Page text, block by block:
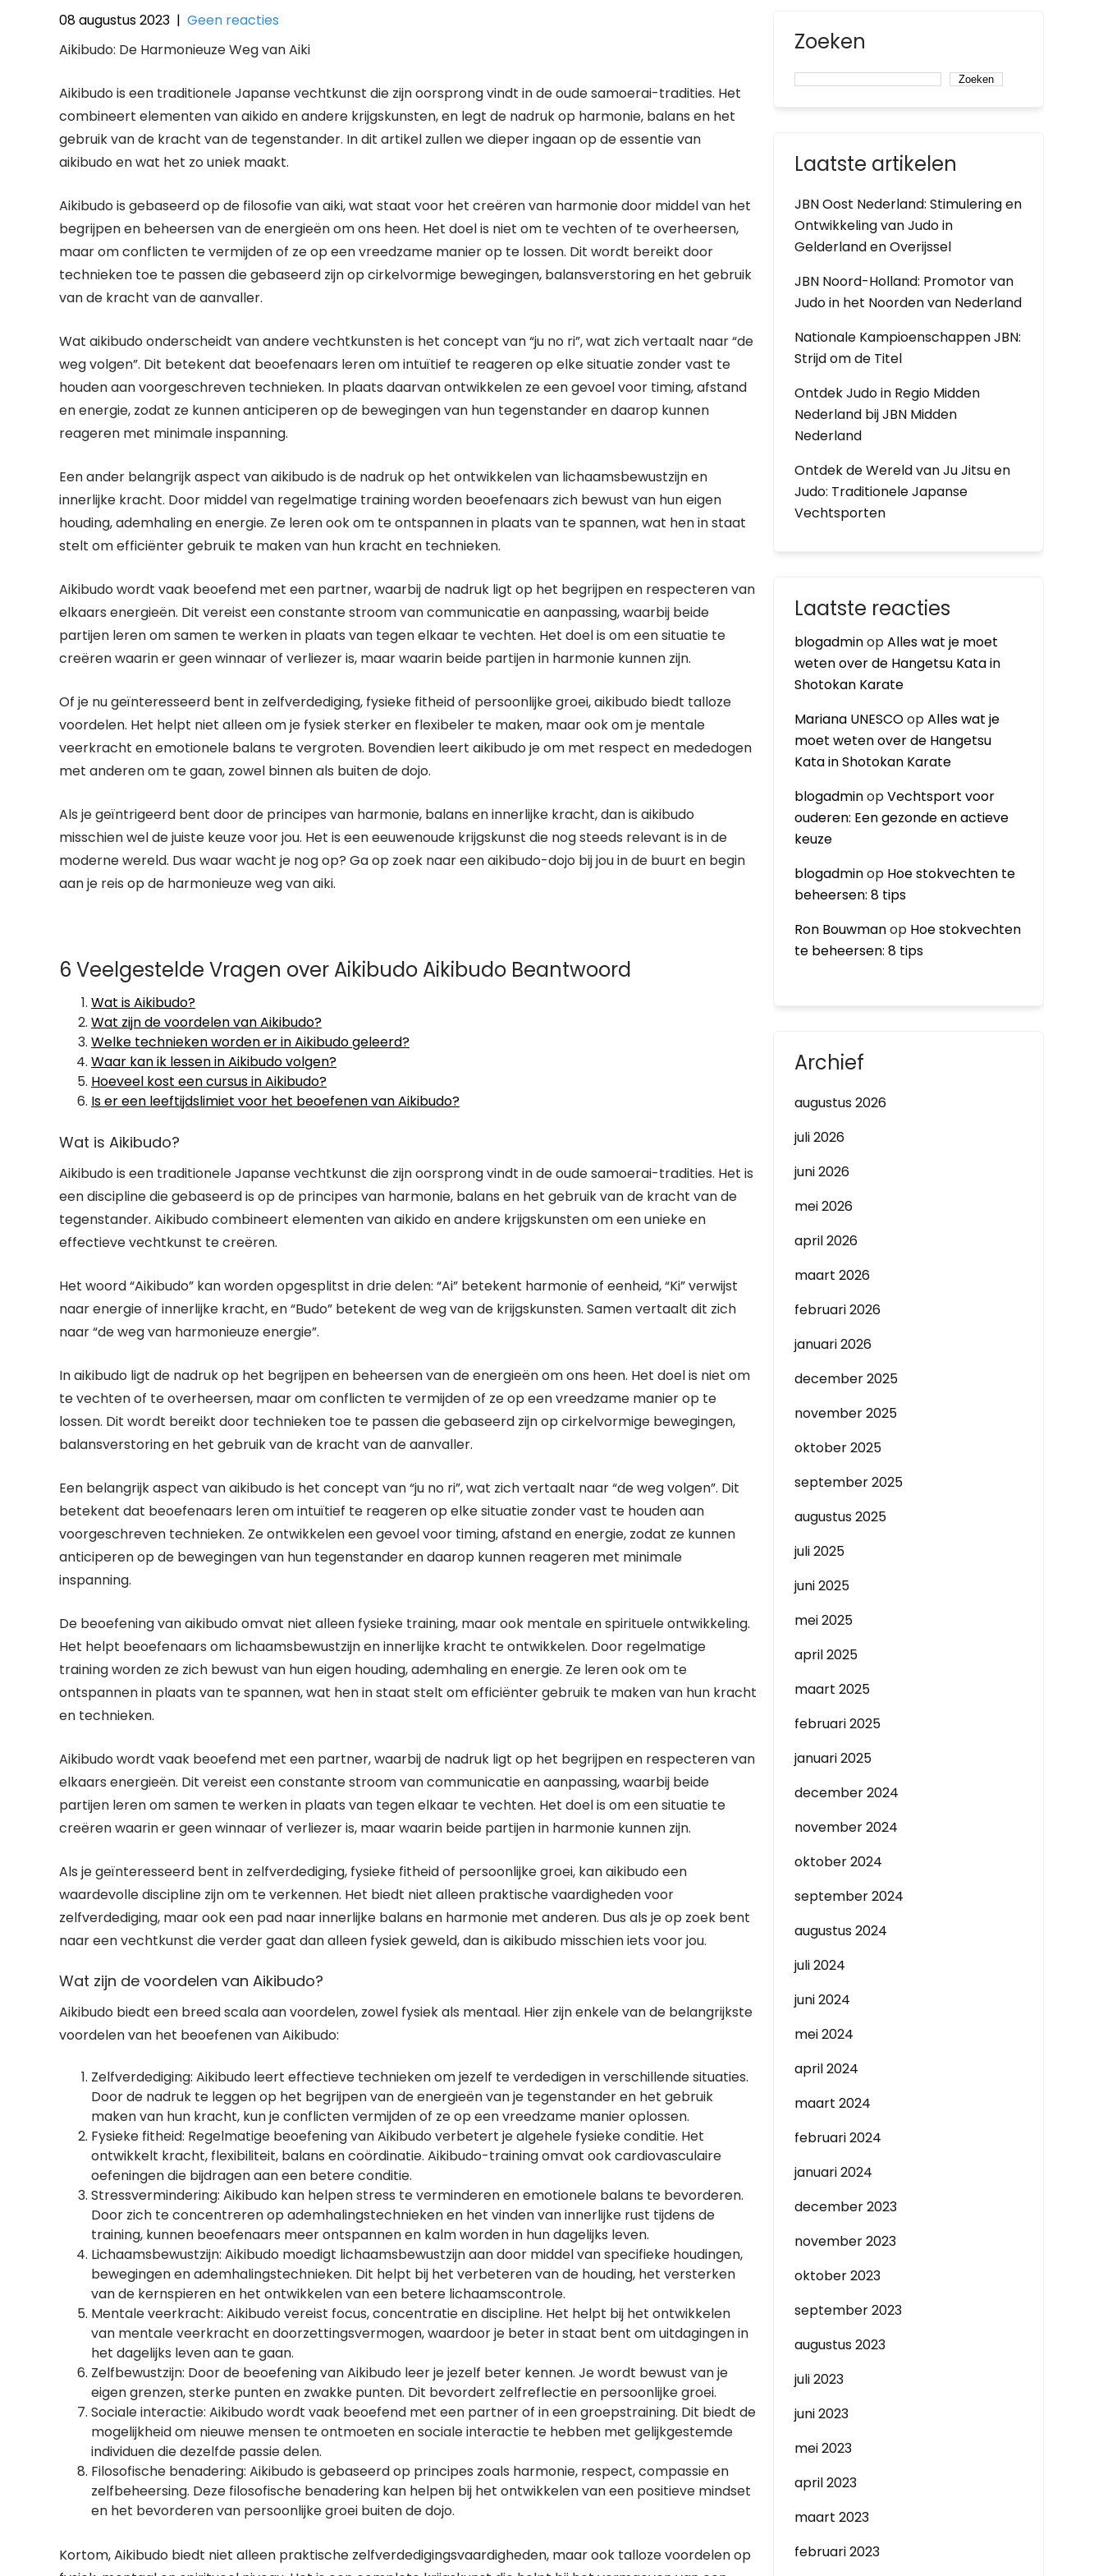
08 augustus 2023 | Geen reacties
Aikibudo: De Harmonieuze Weg van Aiki
Aikibudo is een traditionele Japanse vechtkunst die zijn oorsprong vindt in de oude samoerai-tradities. Het
combineert elementen van aikido en andere krijgskunsten, en legt de nadruk op harmonie, balans en het
gebruik van de kracht van de tegenstander. In dit artikel zullen we dieper ingaan op de essentie van
aikibudo en wat het zo uniek maakt.
Aikibudo is gebaseerd op de filosofie van aiki, wat staat voor het creëren van harmonie door middel van het
begrijpen en beheersen van de energieën om ons heen. Het doel is niet om te vechten of te overheersen,
maar om conflicten te vermijden of ze op een vreedzame manier op te lossen. Dit wordt bereikt door
technieken toe te passen die gebaseerd zijn op cirkelvormige bewegingen, balansverstoring en het gebruik
van de kracht van de aanvaller.
Wat aikibudo onderscheidt van andere vechtkunsten is het concept van “ju no ri”, wat zich vertaalt naar “de
weg volgen”. Dit betekent dat beoefenaars leren om intuïtief te reageren op elke situatie zonder vast te
houden aan voorgeschreven technieken. In plaats daarvan ontwikkelen ze een gevoel voor timing, afstand
en energie, zodat ze kunnen anticiperen op de bewegingen van hun tegenstander en daarop kunnen
reageren met minimale inspanning.
Een ander belangrijk aspect van aikibudo is de nadruk op het ontwikkelen van lichaamsbewustzijn en
innerlijke kracht. Door middel van regelmatige training worden beoefenaars zich bewust van hun eigen
houding, ademhaling en energie. Ze leren ook om te ontspannen in plaats van te spannen, wat hen in staat
stelt om efficiënter gebruik te maken van hun kracht en technieken.
Aikibudo wordt vaak beoefend met een partner, waarbij de nadruk ligt op het begrijpen en respecteren van
elkaars energieën. Dit vereist een constante stroom van communicatie en aanpassing, waarbij beide
partijen leren om samen te werken in plaats van tegen elkaar te vechten. Het doel is om een ​​situatie te
creëren waarin er geen winnaar of verliezer is, maar waarin beide partijen in harmonie kunnen zijn.
Of je nu geïnteresseerd bent in zelfverdediging, fysieke fitheid of persoonlijke groei, aikibudo biedt talloze
voordelen. Het helpt niet alleen om je fysiek sterker en flexibeler te maken, maar ook om je mentale
veerkracht en emotionele balans te vergroten. Bovendien leert aikibudo je om met respect en mededogen
met anderen om te gaan, zowel binnen als buiten de dojo.
Als je geïntrigeerd bent door de principes van harmonie, balans en innerlijke kracht, dan is aikibudo
misschien wel de juiste keuze voor jou. Het is een eeuwenoude krijgskunst die nog steeds relevant is in de
moderne wereld. Dus waar wacht je nog op? Ga op zoek naar een aikibudo-dojo bij jou in de buurt en begin
aan je reis op de harmonieuze weg van aiki.
6 Veelgestelde Vragen over Aikibudo Aikibudo Beantwoord
Wat is Aikibudo?
Wat zijn de voordelen van Aikibudo?
Welke technieken worden er in Aikibudo geleerd?
Waar kan ik lessen in Aikibudo volgen?
Hoeveel kost een cursus in Aikibudo?
Is er een leeftijdslimiet voor het beoefenen van Aikibudo?
Wat is Aikibudo?
Aikibudo is een traditionele Japanse vechtkunst die zijn oorsprong vindt in de oude samoerai-tradities. Het is
een discipline die gebaseerd is op de principes van harmonie, balans en het gebruik van de kracht van de
tegenstander. Aikibudo combineert elementen van aikido en andere krijgskunsten om een unieke en
effectieve vechtkunst te creëren.
Het woord “Aikibudo” kan worden opgesplitst in drie delen: “Ai” betekent harmonie of eenheid, “Ki” verwijst
naar energie of innerlijke kracht, en “Budo” betekent de weg van de krijgskunsten. Samen vertaalt dit zich
naar “de weg van harmonieuze energie”.
In aikibudo ligt de nadruk op het begrijpen en beheersen van de energieën om ons heen. Het doel is niet om
te vechten of te overheersen, maar om conflicten te vermijden of ze op een vreedzame manier op te
lossen. Dit wordt bereikt door technieken toe te passen die gebaseerd zijn op cirkelvormige bewegingen,
balansverstoring en het gebruik van de kracht van de aanvaller.
Een belangrijk aspect van aikibudo is het concept van “ju no ri”, wat zich vertaalt naar “de weg volgen”. Dit
betekent dat beoefenaars leren om intuïtief te reageren op elke situatie zonder vast te houden aan
voorgeschreven technieken. Ze ontwikkelen een gevoel voor timing, afstand en energie, zodat ze kunnen
anticiperen op de bewegingen van hun tegenstander en daarop kunnen reageren met minimale
inspanning.
De beoefening van aikibudo omvat niet alleen fysieke training, maar ook mentale en spirituele ontwikkeling.
Het helpt beoefenaars om lichaamsbewustzijn en innerlijke kracht te ontwikkelen. Door regelmatige
training worden ze zich bewust van hun eigen houding, ademhaling en energie. Ze leren ook om te
ontspannen in plaats van te spannen, wat hen in staat stelt om efficiënter gebruik te maken van hun kracht
en technieken.
Aikibudo wordt vaak beoefend met een partner, waarbij de nadruk ligt op het begrijpen en respecteren van
elkaars energieën. Dit vereist een constante stroom van communicatie en aanpassing, waarbij beide
partijen leren om samen te werken in plaats van tegen elkaar te vechten. Het doel is om een ​​situatie te
creëren waarin er geen winnaar of verliezer is, maar waarin beide partijen in harmonie kunnen zijn.
Als je geïnteresseerd bent in zelfverdediging, fysieke fitheid of persoonlijke groei, kan aikibudo een
waardevolle discipline zijn om te verkennen. Het biedt niet alleen praktische vaardigheden voor
zelfverdediging, maar ook een pad naar innerlijke balans en harmonie met anderen. Dus als je op zoek bent
naar een vechtkunst die verder gaat dan alleen fysiek geweld, dan is aikibudo misschien iets voor jou.
Wat zijn de voordelen van Aikibudo?
Aikibudo biedt een breed scala aan voordelen, zowel fysiek als mentaal. Hier zijn enkele van de belangrijkste
voordelen van het beoefenen van Aikibudo:
Zelfverdediging: Aikibudo leert effectieve technieken om jezelf te verdedigen in verschillende situaties.
Door de nadruk te leggen op het begrijpen van de energieën van je tegenstander en het gebruik
maken van hun kracht, kun je conflicten vermijden of ze op een vreedzame manier oplossen.
Fysieke fitheid: Regelmatige beoefening van Aikibudo verbetert je algehele fysieke conditie. Het
ontwikkelt kracht, flexibiliteit, balans en coördinatie. Aikibudo-training omvat ook cardiovasculaire
oefeningen die bijdragen aan een betere conditie.
Stressvermindering: Aikibudo kan helpen stress te verminderen en emotionele balans te bevorderen.
Door zich te concentreren op ademhalingstechnieken en het vinden van innerlijke rust tijdens de
training, kunnen beoefenaars meer ontspannen en kalm worden in hun dagelijks leven.
Lichaamsbewustzijn: Aikibudo moedigt lichaamsbewustzijn aan door middel van specifieke houdingen,
bewegingen en ademhalingstechnieken. Dit helpt bij het verbeteren van de houding, het versterken
van de kernspieren en het ontwikkelen van een betere lichaamscontrole.
Mentale veerkracht: Aikibudo vereist focus, concentratie en discipline. Het helpt bij het ontwikkelen
van mentale veerkracht en doorzettingsvermogen, waardoor je beter in staat bent om uitdagingen in
het dagelijks leven aan te gaan.
Zelfbewustzijn: Door de beoefening van Aikibudo leer je jezelf beter kennen. Je wordt bewust van je
eigen grenzen, sterke punten en zwakke punten. Dit bevordert zelfreflectie en persoonlijke groei.
Sociale interactie: Aikibudo wordt vaak beoefend met een partner of in een groepstraining. Dit biedt de
mogelijkheid om nieuwe mensen te ontmoeten en sociale interactie te hebben met gelijkgestemde
individuen die dezelfde passie delen.
Filosofische benadering: Aikibudo is gebaseerd op principes zoals harmonie, respect, compassie en
zelfbeheersing. Deze filosofische benadering kan helpen bij het ontwikkelen van een positieve mindset
en het bevorderen van persoonlijke groei buiten de dojo.
Kortom, Aikibudo biedt niet alleen praktische zelfverdedigingsvaardigheden, maar ook talloze voordelen op
Zoeken
Zoeken
Laatste artikelen
JBN Oost Nederland: Stimulering en
Ontwikkeling van Judo in
Gelderland en Overijssel
JBN Noord-Holland: Promotor van
Judo in het Noorden van Nederland
Nationale Kampioenschappen JBN:
Strijd om de Titel
Ontdek Judo in Regio Midden
Nederland bij JBN Midden
Nederland
Ontdek de Wereld van Ju Jitsu en
Judo: Traditionele Japanse
Vechtsporten
Laatste reacties
blogadminopAlles wat je moet
weten over de Hangetsu Kata in
Shotokan Karate
Mariana UNESCOopAlles wat je
moet weten over de Hangetsu
Kata in Shotokan Karate
blogadminopVechtsport voor
ouderen: Een gezonde en actieve
keuze
blogadminop Hoe stokvechten te
beheersen: 8 tips
Ron Bouwmanop Hoe stokvechten
te beheersen: 8 tips
Archief
augustus 2026
juli 2026
juni 2026
mei 2026
april 2026
maart 2026
februari 2026
januari 2026
december 2025
november 2025
oktober 2025
september 2025
augustus 2025
juli 2025
juni 2025
mei 2025
april 2025
maart 2025
februari 2025
januari 2025
december 2024
november 2024
oktober 2024
september 2024
augustus 2024
juli 2024
juni 2024
mei 2024
april 2024
maart 2024
februari 2024
januari 2024
december 2023
november 2023
oktober 2023
september 2023
augustus 2023
juli 2023
juni 2023
mei 2023
april 2023
maart 2023
februari 2023